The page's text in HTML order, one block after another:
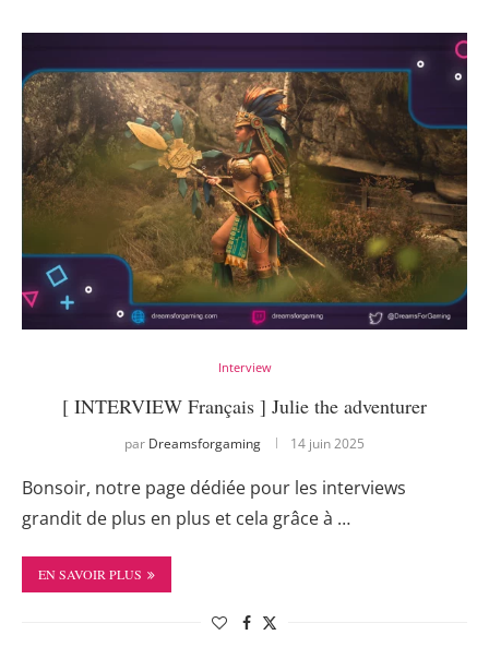
Interview
[ INTERVIEW Français ] Julie the adventurer
par Dreamsforgaming 14 juin 2025
Bonsoir, notre page dédiée pour les interviews
grandit de plus en plus et cela grâce à …
EN SAVOIR PLUS